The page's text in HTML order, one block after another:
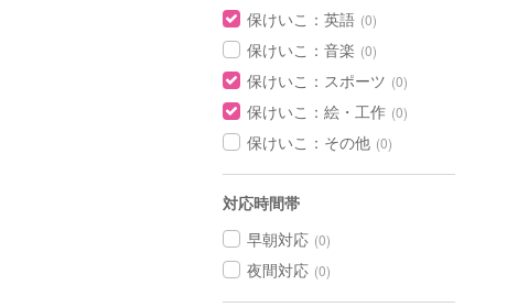
保けいこ：英語 (0)
保けいこ：音楽 (0)
保けいこ：スポーツ (0)
保けいこ：絵・工作 (0)
保けいこ：その他 (0)
対応時間帯
早朝対応 (0)
夜間対応 (0)